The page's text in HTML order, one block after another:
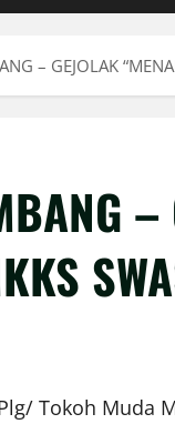
– GEJOLAK
–
Tokoh Muda